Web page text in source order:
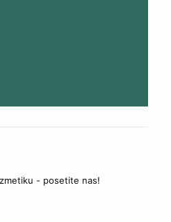
- posetite nas!